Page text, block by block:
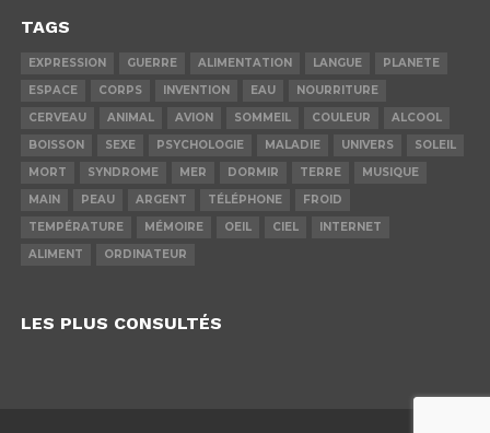
TAGS
EXPRESSION GUERRE ALIMENTATION LANGUE
PLANETE
ESPACE
CORPS INVENTION EAU
NOURRITURE
CERVEAU
ANIMAL AVION SOMMEIL COULEUR
ALCOOL
BOISSON
SEXE PSYCHOLOGIE MALADIE UNIVERS
SOLEIL
MORT
SYNDROME MER DORMIR TERRE
MUSIQUE
MAIN
PEAU ARGENT TÉLÉPHONE
FROID
TEMPÉRATURE
MÉMOIRE OEIL CIEL
INTERNET
ALIMENT
ORDINATEUR
LES PLUS CONSULTÉS